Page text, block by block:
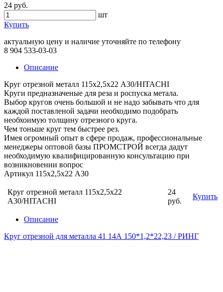
24 руб.
шт
Купить
актуальную цену и наличие уточняйте по телефону
8 904 533-03-03
Описание
Круг отрезной металл 115х2,5х22 А30/HITACHI
Круги предназначеные для реза и роспуска метала.
Выбор кругов очень большой и не надо забывать что для
каждой поставленой задачи необходимо подобрать
необхоимую толщину отрезного круга.
Чем тоньше круг тем быстрее рез.
Имея огромный опыт в сфере продаж, профессиональные
менеджеры оптовой базы ПРОМСТРОЙ всегда дадут
необходимую квалифицированную консультацию при
возникновении вопрос
Артикул 115х2,5х22 А30
Круг отрезной металл 115х2,5х22
А30/HITACHI
24
руб.
Купить
Описание
Круг отрезной для металла 41 14А 150*1,2*22,23 / РИНГ